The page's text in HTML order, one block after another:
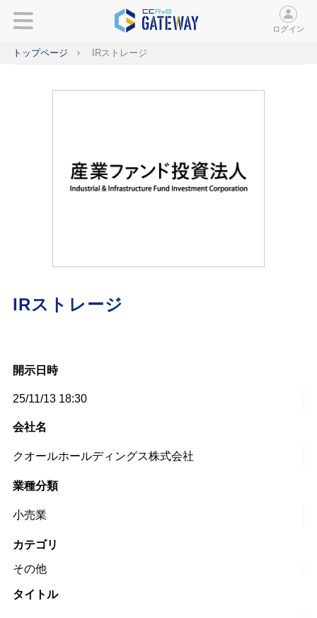
ログイン
トップページ IRストレージ
IRストレージ
開示日時
25/11/13 18:30
会社名
クオールホールディングス株式会社
業種分類
小売業
カテゴリ
その他
タイトル